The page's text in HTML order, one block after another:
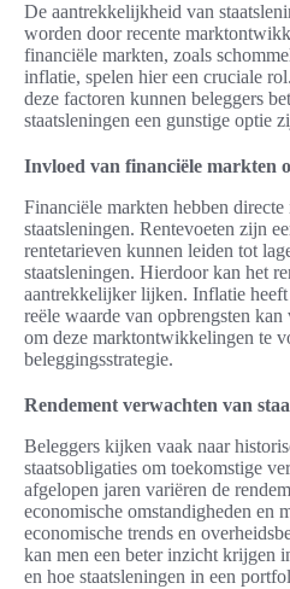
De aantrekkelijkheid van
worden door recente
financiële markten, zoals
inflatie, spelen hier een cruciale
deze factoren kunnen beleggers
staatsleningen een gunstige optie
Invloed van financiële markten
Financiële markten hebben
staatsleningen. Rentevoeten zijn
rentetarieven kunnen leiden tot
staatsleningen. Hierdoor kan het
aantrekkelijker lijken. Inflatie
reële waarde van opbrengsten
om deze marktontwikkelingen te
beleggingsstrategie.
Rendement verwachten van
Beleggers kijken vaak naar
staatsobligaties om toekomstige
afgelopen jaren variëren de
economische omstandigheden en
economische trends en
kan men een beter inzicht krijgen
en hoe staatsleningen in een